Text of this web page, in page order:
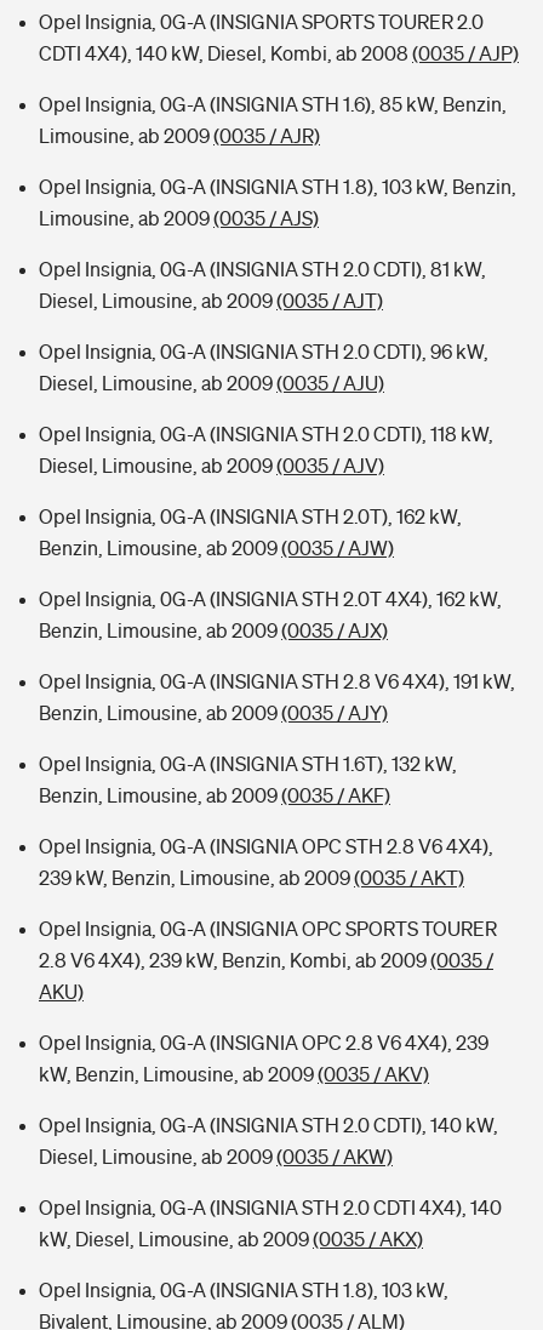
Opel Insignia, 0G-A (INSIGNIA SPORTS TOURER 2.0
CDTI 4X4), 140 kW, Diesel, Kombi, ab 2008 (0035 / AJP)
Opel Insignia, 0G-A (INSIGNIA STH 1.6), 85 kW, Benzin,
Limousine, ab 2009(0035 / AJR)
Opel Insignia, 0G-A (INSIGNIA STH 1.8), 103 kW, Benzin,
Limousine, ab 2009(0035 / AJS)
Opel Insignia, 0G-A (INSIGNIA STH 2.0 CDTI), 81 kW,
Diesel, Limousine, ab 2009(0035 / AJT)
Opel Insignia, 0G-A (INSIGNIA STH 2.0 CDTI), 96 kW,
Diesel, Limousine, ab 2009(0035 / AJU)
Opel Insignia, 0G-A (INSIGNIA STH 2.0 CDTI), 118 kW,
Diesel, Limousine, ab 2009(0035 / AJV)
Opel Insignia, 0G-A (INSIGNIA STH 2.0T), 162 kW,
Benzin, Limousine, ab 2009(0035 / AJW)
Opel Insignia, 0G-A (INSIGNIA STH 2.0T 4X4), 162 kW,
Benzin, Limousine, ab 2009(0035 / AJX)
Opel Insignia, 0G-A (INSIGNIA STH 2.8 V6 4X4), 191 kW,
Benzin, Limousine, ab 2009(0035 / AJY)
Opel Insignia, 0G-A (INSIGNIA STH 1.6T), 132 kW,
Benzin, Limousine, ab 2009(0035 / AKF)
Opel Insignia, 0G-A (INSIGNIA OPC STH 2.8 V6 4X4),
239 kW, Benzin, Limousine, ab 2009(0035 / AKT)
Opel Insignia, 0G-A (INSIGNIA OPC SPORTS TOURER
2.8 V6 4X4), 239 kW, Benzin, Kombi, ab 2009(0035 /
AKU)
Opel Insignia, 0G-A (INSIGNIA OPC 2.8 V6 4X4), 239
kW, Benzin, Limousine, ab 2009(0035 / AKV)
Opel Insignia, 0G-A (INSIGNIA STH 2.0 CDTI), 140 kW,
Diesel, Limousine, ab 2009(0035 / AKW)
Opel Insignia, 0G-A (INSIGNIA STH 2.0 CDTI 4X4), 140
kW, Diesel, Limousine, ab 2009(0035 / AKX)
Opel Insignia, 0G-A (INSIGNIA STH 1.8), 103 kW,
Bivalent, Limousine, ab 2009(0035 / ALM)